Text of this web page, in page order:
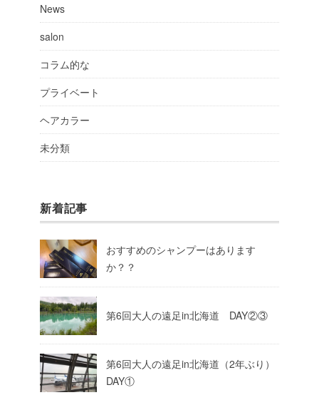
News
salon
コラム的な
プライベート
ヘアカラー
未分類
新着記事
おすすめのシャンプーはあります
か？？
第6回大人の遠足in北海道 DAY②③
第6回大人の遠足in北海道（2年ぶり）
DAY①